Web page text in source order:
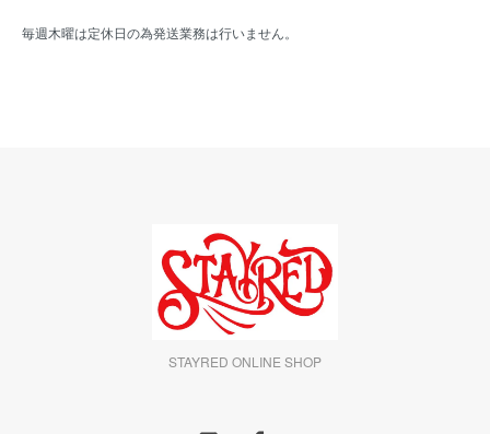
毎週木曜は定休日の為発送業務は行いません。
STAYRED ONLINE SHOP